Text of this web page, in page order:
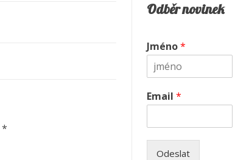
*
Odběr novinek
Jméno*
Email*
Odeslat